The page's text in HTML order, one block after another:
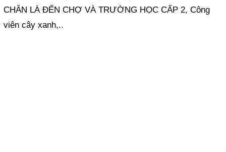
CHÂN LÀ ĐẾN CHỢ VÀ TRƯỜNG HỌC CẤP 2, Công
viên cây xanh,..